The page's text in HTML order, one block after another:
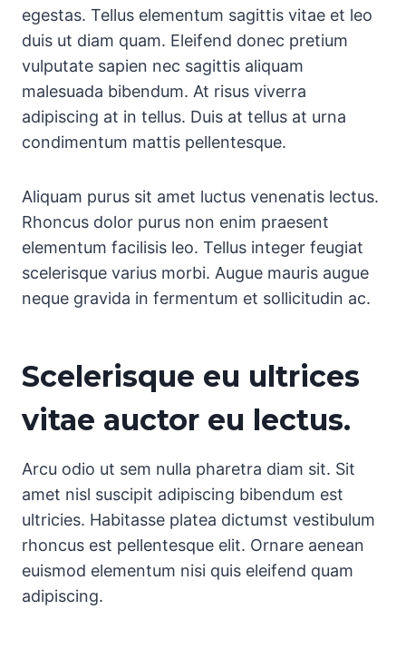
egestas. Tellus elementum sagittis vitae et leo
duis ut diam quam. Eleifend donec pretium
vulputate sapien nec sagittis aliquam
malesuada bibendum. At risus viverra
adipiscing at in tellus. Duis at tellus at urna
condimentum mattis pellentesque.
Aliquam purus sit amet luctus venenatis lectus.
Rhoncus dolor purus non enim praesent
elementum facilisis leo. Tellus integer feugiat
scelerisque varius morbi. Augue mauris augue
neque gravida in fermentum et sollicitudin ac.
Scelerisque eu ultrices
vitae auctor eu lectus.
Arcu odio ut sem nulla pharetra diam sit. Sit
amet nisl suscipit adipiscing bibendum est
ultricies. Habitasse platea dictumst vestibulum
rhoncus est pellentesque elit. Ornare aenean
euismod elementum nisi quis eleifend quam
adipiscing.